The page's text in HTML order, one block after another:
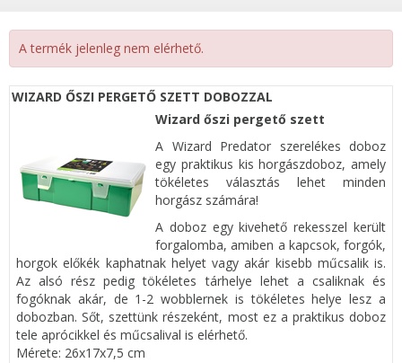
A termék jelenleg nem elérhető.
WIZARD ŐSZI PERGETŐ SZETT DOBOZZAL
Wizard őszi pergető szett
A Wizard Predator szerelékes doboz
egy praktikus kis horgászdoboz, amely
tökéletes választás lehet minden
horgász számára!
A doboz egy kivehető rekesszel került
forgalomba, amiben a kapcsok, forgók,
horgok előkék kaphatnak helyet vagy akár kisebb műcsalik is.
Az alsó rész pedig tökéletes tárhelye lehet a csaliknak és
fogóknak akár, de 1-2 wobblernek is tökéletes helye lesz a
dobozban. Sőt, szettünk részeként, most ez a praktikus doboz
tele aprócikkel és műcsalival is elérhető.
Mérete: 26x17x7,5 cm